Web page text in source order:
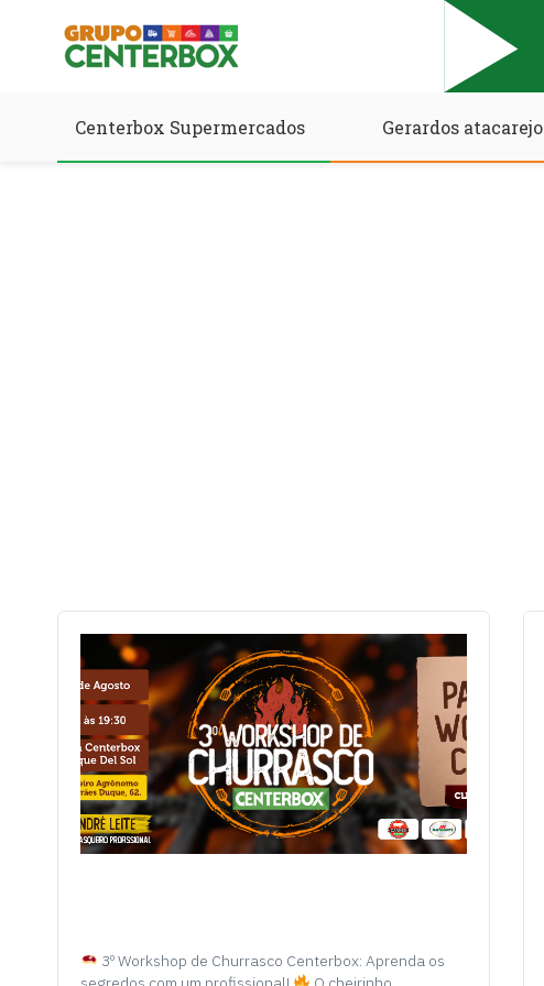
Centerbox Supermercados Gerardos atacarejo
3º Workshop de Churrasco Centerbox: Aprenda os